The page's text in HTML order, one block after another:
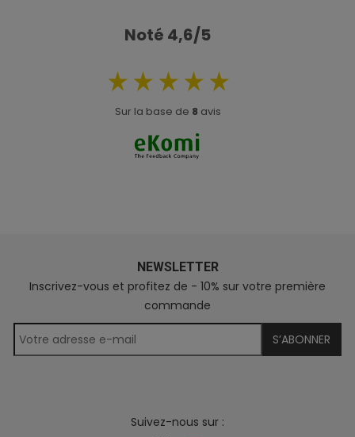
Noté 4,6/5
Sur la base de 8 avis
NEWSLETTER
Inscrivez-vous et profitez de - 10% sur votre première
commande
S’ABONNER
Suivez-nous sur :